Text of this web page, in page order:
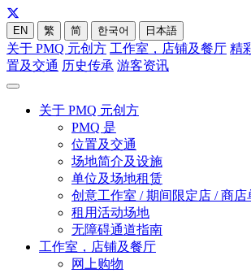
EN 繁 简 한국어 日本語
关于 PMQ 元创方 工作室，店铺及餐厅 精
置及交通 历史传承 游客资讯
关于 PMQ 元创方
PMQ 是
位置及交通
场地简介及设施
单位及场地租赁
创意工作室 / 期间限定店 / 商店
租用活动场地
无障碍通道指南
工作室，店铺及餐厅
网上购物